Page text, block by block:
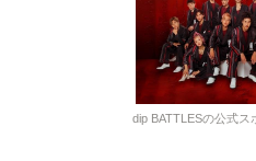
dip BATTLESの公式ス